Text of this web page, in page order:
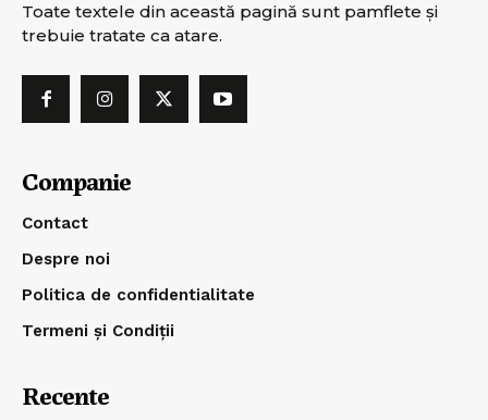
Toate textele din această pagină sunt pamflete şi
trebuie tratate ca atare.
Companie
Contact
Despre noi
Politica de confidentialitate
Termeni și Condiții
Recente